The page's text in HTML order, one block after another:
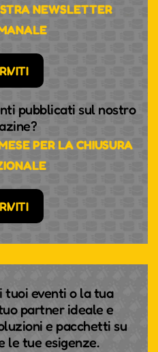
NEWSLETTER
pubblicati sul nostro
PER LA CHIUSURA
tuoi eventi o la tua
partner ideale e
e pacchetti su
le tue esigenze.